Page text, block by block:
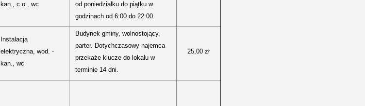
kan., c.o., wc
od poniedziałku do piątku w
godzinach od 6:00 do 22:00.
Instalacja
elektryczna, wod. -
kan., wc
Budynek gminy, wolnostojący,
parter. Dotychczasowy najemca
przekaże klucze do lokalu w
terminie 14 dni.
25,00 zł